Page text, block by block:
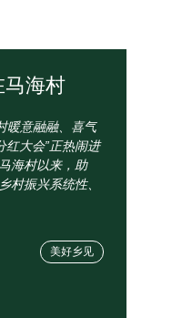
马海村
暖意融融、喜气
红大会”正热闹进
海村以来，助
村振兴系统性、
美好乡见